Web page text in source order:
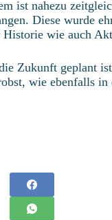
ist nahezu
Diese wurde
Historie wie auch
Zukunft geplant
wie ebenfalls